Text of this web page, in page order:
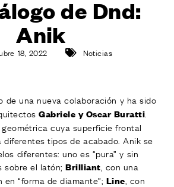
de Dnd:
Anik
18, 2022 Noticias
de una nueva colaboración y ha sido
Gabriele y Oscar Buratti
cuya superficie frontal
tipos de acabado. Anik se
diferentes: uno es “pura” y sin
sobre el latón;Brilliant , con una
“forma de diamante”; Line , con